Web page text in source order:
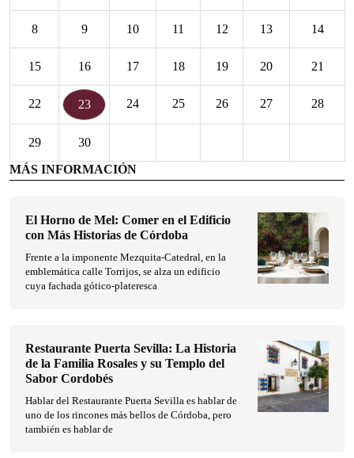
8 9 10 11 12 13 14
15 16 17 18 19 20 21
22 23 24 25 26 27 28
29
30
MÁS INFORMACIÓN
El Horno de Mel: Comer en el Edificio
con Más Historias de Córdoba
Frente a la imponente Mezquita-Catedral, en la
emblemática calle Torrijos, se alza un edificio
cuya fachada gótico-plateresca
Restaurante Puerta Sevilla: La Historia
de la Familia Rosales y su Templo del
Sabor Cordobés
Hablar del Restaurante Puerta Sevilla es hablar de
uno de los rincones más bellos de Córdoba, pero
también es hablar de